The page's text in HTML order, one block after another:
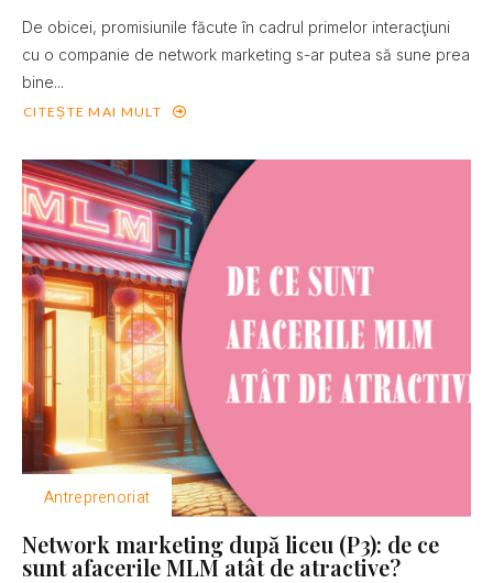
De obicei, promisiunile făcute în cadrul primelor interacţiuni
cu o companie de network marketing s-ar putea să sune prea
bine...
CITEȘTE MAI MULT
Antreprenoriat
Network marketing după liceu (P3): de ce
sunt afacerile MLM atât de atractive?